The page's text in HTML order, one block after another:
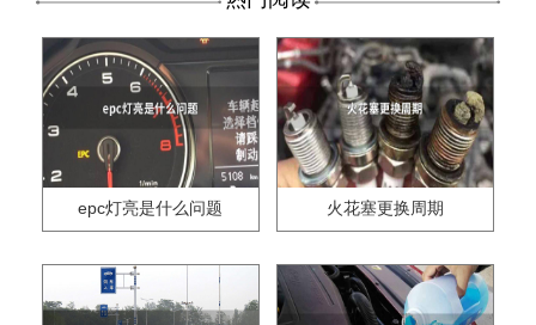
epc灯亮是什么问题 火花塞更换周期